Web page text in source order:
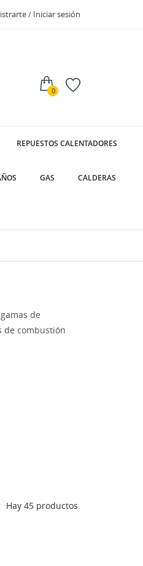
/ Iniciar sesión
0
REPUESTOS CALENTADORES
GAS CALDERAS
de
de combustión
Hay 45 productos.